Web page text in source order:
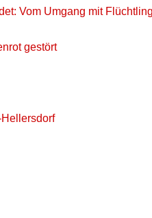
Vom Umgang mit
gestört